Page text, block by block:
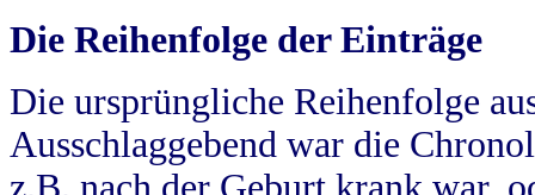
Die Reihenfolge der Einträge
Die ursprüngliche Reihenfolge
Ausschlaggebend war die